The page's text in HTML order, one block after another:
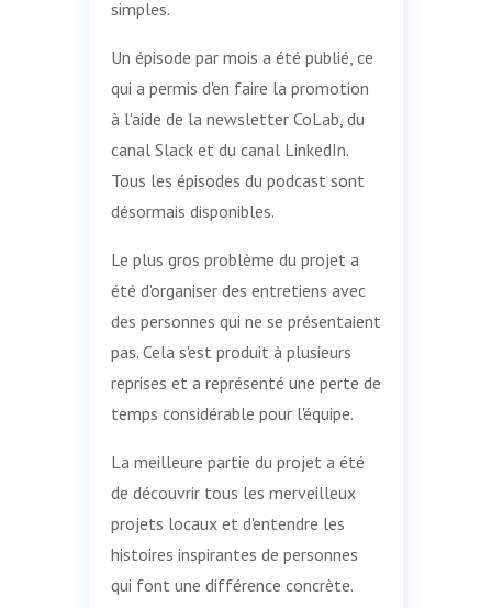
simples.
Un épisode par mois a été publié, ce
qui a permis d'en faire la promotion
à l'aide de la newsletter CoLab, du
canal Slack et du canal LinkedIn.
Tous les épisodes du podcast sont
désormais disponibles.
Le plus gros problème du projet a
été d'organiser des entretiens avec
des personnes qui ne se présentaient
pas. Cela s'est produit à plusieurs
reprises et a représenté une perte de
temps considérable pour l'équipe.
La meilleure partie du projet a été
de découvrir tous les merveilleux
projets locaux et d'entendre les
histoires inspirantes de personnes
qui font une différence concrète.